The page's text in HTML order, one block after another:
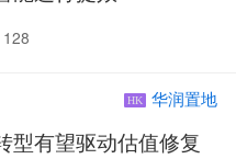
HK 华润置地
型有望驱动估值修复